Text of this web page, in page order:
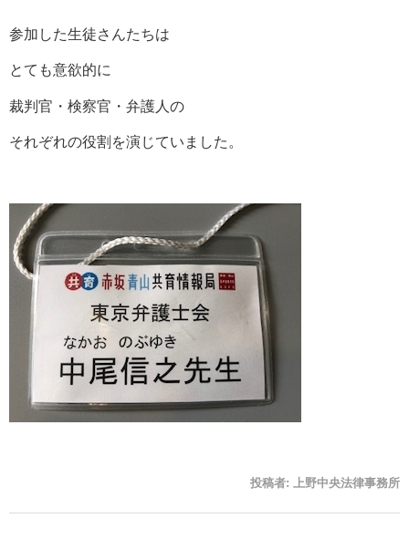
参加した生徒さんたちは
とても意欲的に
裁判官・検察官・弁護人の
それぞれの役割を演じていました。
投稿者: 上野中央法律事務所